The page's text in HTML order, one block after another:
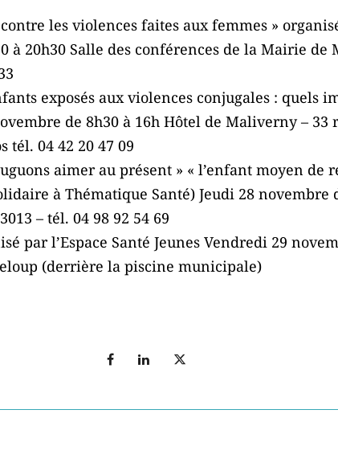
les violences faites aux femmes »
à 20h30 Salle des conférences de la Mairie de
exposés aux violences conjugales : quels
de 8h30 à 16h Hôtel de Maliverny – 33
tél. 04 42 20 47 09
aimer au présent » « l’enfant moyen de
à Thématique Santé) Jeudi 28 novembre
– tél. 04 98 92 54 69
par l’Espace Santé Jeunes Vendredi 29
(derrière la piscine municipale)